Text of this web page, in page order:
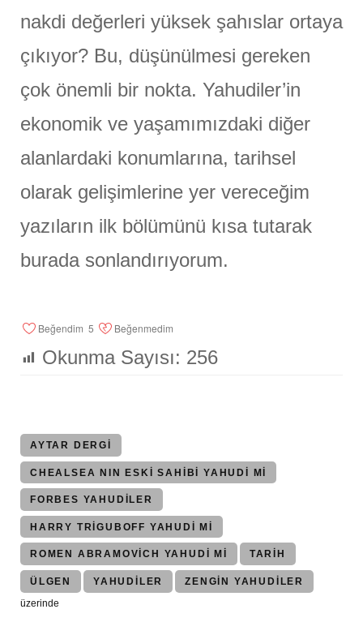
nakdi değerleri yüksek şahıslar ortaya
çıkıyor? Bu, düşünülmesi gereken
çok önemli bir nokta. Yahudiler’in
ekonomik ve yaşamımızdaki diğer
alanlardaki konumlarına, tarihsel
olarak gelişimlerine yer vereceğim
yazıların ilk bölümünü kısa tutarak
burada sonlandırıyorum.
Beğendim 5 Beğenmedim
Okunma Sayısı: 256
AYTAR DERGI
CHEALSEA NIN ESKI SAHIBI YAHUDI MI
FORBES YAHUDILER
HARRY TRIGUBOFF YAHUDI MI
ROMEN ABRAMOVICH YAHUDI MI TARIH
ÜLGEN YAHUDILER
ZENGIN YAHUDILER
üzerinde